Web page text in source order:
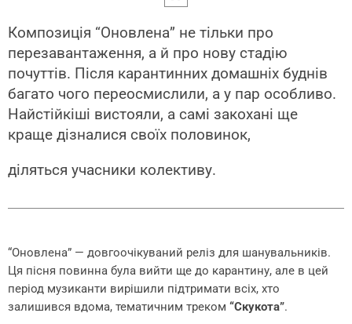
Композиція “Оновлена” не тільки про
перезавантаження, а й про нову стадію
почуттів. Після карантинних домашніх буднів
багато чого переосмислили, а у пар особливо.
Найстійкіші вистояли, а самі закохані ще
краще дізналися своїх половинок,
діляться учасники колективу.
“Оновлена” — довгоочікуваний реліз для шанувальників.
Ця пісня повинна була вийти ще до карантину, але в цей
період музиканти вирішили підтримати всіх, хто
залишився вдома, тематичним треком “Скукота”.